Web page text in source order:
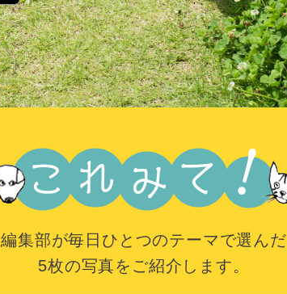
編集部が毎日ひとつのテーマで選んだ
5枚の写真をご紹介します。